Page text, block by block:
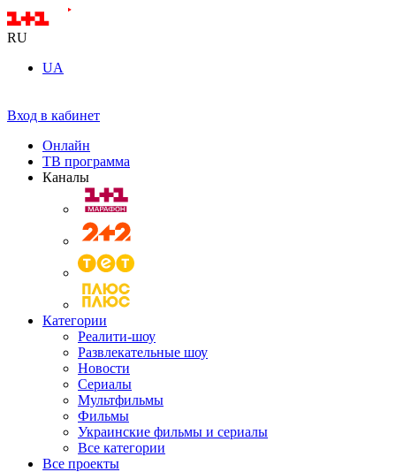
RU
UA
Вход в кабинет
Онлайн
ТВ программа
Каналы
Категории
Реалити-шоу
Развлекательные шоу
Новости
Сериалы
Мультфильмы
Фильмы
Украинские фильмы и сериалы
Все категории
Все проекты